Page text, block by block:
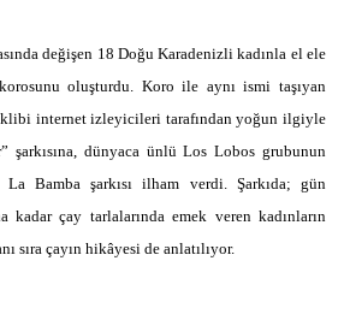
değişen 18 Doğu Karadenizli kadınla el ele
oluşturdu. Koro ile aynı ismi taşıyan
klibi internet izleyicileri tarafından yoğun ilgiyle
şarkısına, dünyaca ünlü Los Lobos grubunun
Bamba şarkısı ilham verdi. Şarkıda; gün
kadar çay tarlalarında emek veren kadınların
sıra çayın hikâyesi de anlatılıyor.